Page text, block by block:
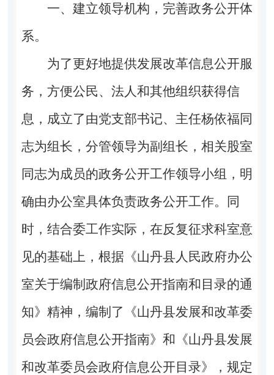
一、建立领导机构，完善政务公开体
系。
为了更好地提供发展改革信息公开服
务，方便公民、法人和其他组织获得信
息，成立了由党支部书记、主任杨依福同
志为组长，分管领导为副组长，相关股室
同志为成员的政务公开工作领导小组，明
确由办公室具体负责政务公开工作。同
时，结合委工作实际，在反复征求科室意
见的基础上，根据《山丹县人民政府办公
室关于编制政府信息公开指南和目录的通
知》精神，编制了《山丹县发展和改革委
员会政府信息公开指南》和《山丹县发展
和改革委员会政府信息公开目录》，规定